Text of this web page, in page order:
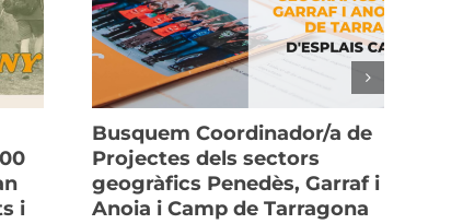
i
Busquem Coordinador/a de
Projectes dels sectors
geogràfics Penedès, Garraf i
Anoia i Camp de Tarragona